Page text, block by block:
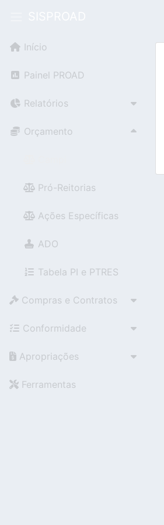
Início
Painel PROAD
Relatórios
Orçamento
Pró-Reitorias
Ações Específicas
ADO
Tabela PI e PTRES
Compras e Contratos
Conformidade
Apropriações
Ferramentas